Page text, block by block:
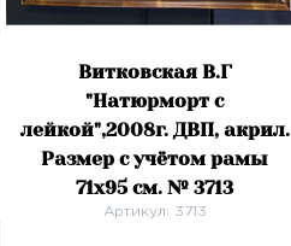
Витковская В.Г
"Натюрморт с
лейкой",2008г. ДВП, акрил.
Размер с учётом рамы
71х95 см. № 3713
Артикул: 3713